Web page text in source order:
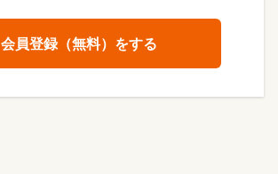
会員登録（無料）をする